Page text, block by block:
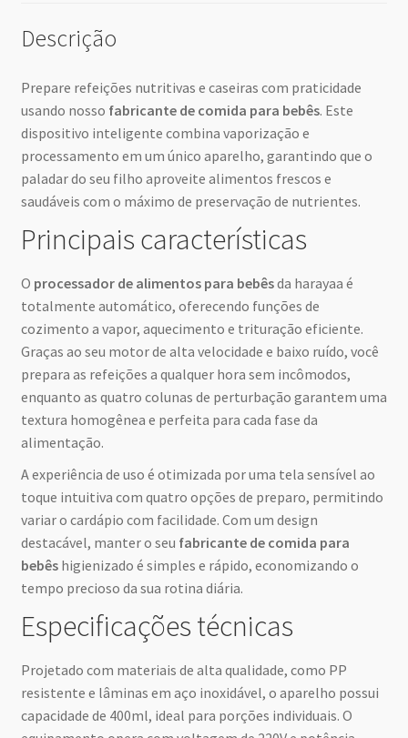
Descrição
Prepare refeições nutritivas e caseiras com praticidade
usando nosso fabricante de comida para bebês. Este
dispositivo inteligente combina vaporização e
processamento em um único aparelho, garantindo que o
paladar do seu filho aproveite alimentos frescos e
saudáveis com o máximo de preservação de nutrientes.
Principais características
O processador de alimentos para bebêsda harayaa é
totalmente automático, oferecendo funções de
cozimento a vapor, aquecimento e trituração eficiente.
Graças ao seu motor de alta velocidade e baixo ruído, você
prepara as refeições a qualquer hora sem incômodos,
enquanto as quatro colunas de perturbação garantem uma
textura homogênea e perfeita para cada fase da
alimentação.
A experiência de uso é otimizada por uma tela sensível ao
toque intuitiva com quatro opções de preparo, permitindo
variar o cardápio com facilidade. Com um design
destacável, manter o seu fabricante de comida para
bebêshigienizado é simples e rápido, economizando o
tempo precioso da sua rotina diária.
Especificações técnicas
Projetado com materiais de alta qualidade, como PP
resistente e lâminas em aço inoxidável, o aparelho possui
capacidade de 400ml, ideal para porções individuais. O